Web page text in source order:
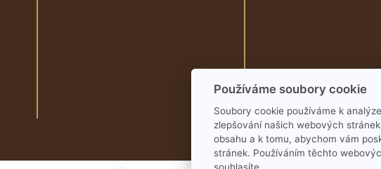
Používáme soubory cookie
Soubory cookie používáme k
zlepšování našich webových
obsahu a k tomu, abychom vám
stránek. Používáním těchto